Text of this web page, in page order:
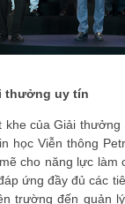
thưởng uy tín
của Giải
học Viễn thông
cho năng lực
ứng đầy đủ các
trường đến quản